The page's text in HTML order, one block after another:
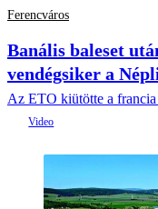
Ferencváros
Banális baleset
vendégsiker a
Az ETO kiütötte a